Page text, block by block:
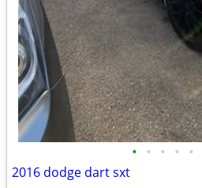
• • • • •
2016 dodge dart sxt